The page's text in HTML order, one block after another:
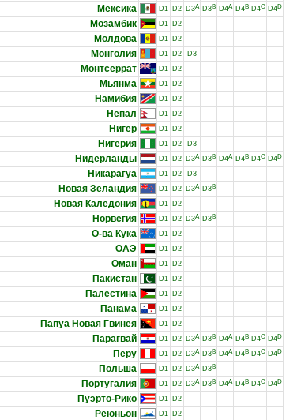
Мексика D1 D2 D3A D3B D4A D4B D4C D4D
Мозамбик D1 D2 - - - - - -
Молдова D1 D2 - - - - - -
Монголия D1 D2 D3 - - - - -
Монтсеррат D1 D2 - - - - - -
Мьянма D1 D2 - - - - - -
Намибия D1 D2 - - - - - -
Непал D1 D2 - - - - - -
Нигер D1 D2 - - - - - -
Нигерия D1 D2 D3 - - - - -
Нидерланды D1 D2 D3A D3B D4A D4B D4C D4D
Никарагуа D1 D2 D3 - - - - -
Новая Зеландия D1 D2 D3A D3B - - - -
Новая Каледония D1 D2 - - - - - -
Норвегия D1 D2 D3A D3B - - - -
О-ва Кука D1 D2 - - - - - -
ОАЭ D1 D2 - - - - - -
Оман D1 D2 - - - - - -
Пакистан D1 D2 - - - - - -
Палестина D1 D2 - - - - - -
Панама D1 D2 - - - - - -
Папуа Новая Гвинея D1 D2 - - - - - -
Парагвай D1 D2 D3A D3B D4A D4B D4C D4D
Перу D1 D2 D3A D3B D4A D4B D4C D4D
Польша D1 D2 D3A D3B - - - -
Португалия D1 D2 D3A D3B D4A D4B D4C D4D
Пуэрто-Рико D1 D2 - - - - - -
Реюньон D1 D2 - - - - - -